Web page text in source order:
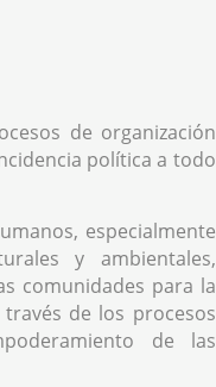
de organización
política a todo
especialmente
y ambientales,
comunidades para la
de los procesos
de las